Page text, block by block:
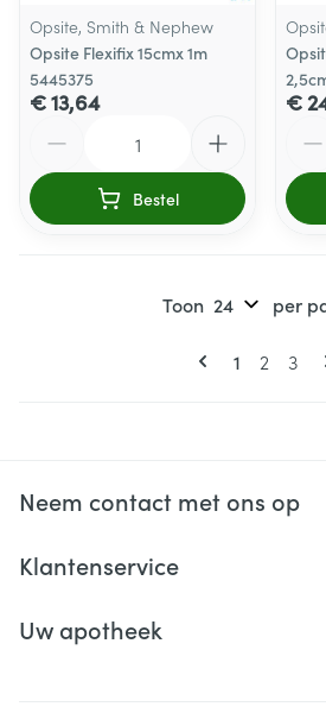
Opsite, Smith & Nephew
Opsite Flexifix 15cmx 1m
5445375
€ 13,64
Bestel
€
U lees
1 Pagina
2 3
Toon per
Neem contact met ons op
Klantenservice
Uw apotheek